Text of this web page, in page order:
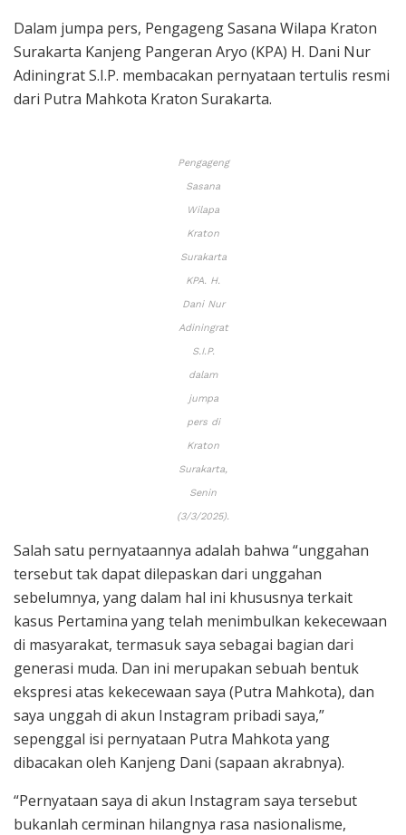
Dalam jumpa pers, Pengageng Sasana Wilapa Kraton
Surakarta Kanjeng Pangeran Aryo (KPA) H. Dani Nur
Adiningrat S.I.P. membacakan pernyataan tertulis resmi
dari Putra Mahkota Kraton Surakarta.
Pengageng
Sasana
Wilapa
Kraton
Surakarta
KPA. H.
Dani Nur
Adiningrat
S.I.P.
dalam
jumpa
pers di
Kraton
Surakarta,
Senin
(3/3/2025).
Salah satu pernyataannya adalah bahwa “unggahan
tersebut tak dapat dilepaskan dari unggahan
sebelumnya, yang dalam hal ini khususnya terkait
kasus Pertamina yang telah menimbulkan kekecewaan
di masyarakat, termasuk saya sebagai bagian dari
generasi muda. Dan ini merupakan sebuah bentuk
ekspresi atas kekecewaan saya (Putra Mahkota), dan
saya unggah di akun Instagram pribadi saya,”
sepenggal isi pernyataan Putra Mahkota yang
dibacakan oleh Kanjeng Dani (sapaan akrabnya).
“Pernyataan saya di akun Instagram saya tersebut
bukanlah cerminan hilangnya rasa nasionalisme,